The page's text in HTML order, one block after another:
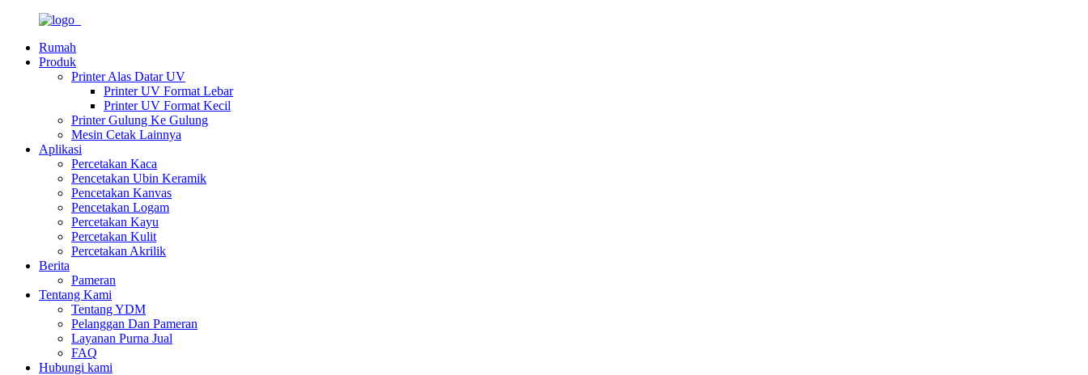
Rumah
Produk
Printer Alas Datar UV
Printer UV Format Lebar
Printer UV Format Kecil
Printer Gulung Ke Gulung
Mesin Cetak Lainnya
Aplikasi
Percetakan Kaca
Pencetakan Ubin Keramik
Pencetakan Kanvas
Pencetakan Logam
Percetakan Kayu
Percetakan Kulit
Percetakan Akrilik
Berita
Pameran
Tentang Kami
Tentang YDM
Pelanggan Dan Pameran
Layanan Purna Jual
FAQ
Hubungi kami